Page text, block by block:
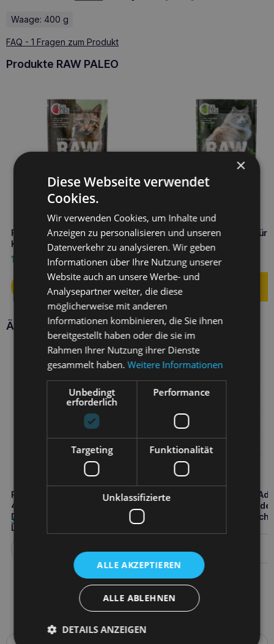
Waage: 400 g
FAQ - 1 Fragen zum Produkt
Produkte RAW PALEO
RAW PALEO sterilisiertes
Katzenfutter Rindfleisch 100g
1,90
RAW PALEO Nassfutter für
ausgewachsene Katzen
Wildfleisch 100g
1,90€
Ähnliche Produkte
RAW PALEO Pork&Lamb Puppy
400g Welpennassfutter
Duoprotein Schweinefleisch &
Lamm
3,50
RAW PALEO Duck&Boar
400g Nassfutter für Hunde
Duoprotein Ente &
×
Diese Webseite verwendet
Cookies.
Wir verwenden Cookies, um Inhalte und
Anzeigen zu personalisieren und unseren
Datenverkehr zu analysieren. Wir geben
Informationen über Ihre Nutzung unserer
Website auch an unsere Werbe- und
Analysepartner weiter, die diese
möglicherweise mit anderen
Informationen kombinieren, die Sie ihnen
bereitgestellt haben oder die sie im
Rahmen Ihrer Nutzung ihrer Dienste
gesammelt haben.Weitere Informationen
Unbedingt
erforderlich
Performance
Targeting Funktionalität
Unklassifizierte
ALLE AKZEPTIEREN
ALLE ABLEHNEN
DETAILS ANZEIGEN